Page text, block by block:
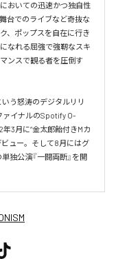
おいての迅速かつ独自性
台でのライブなど奇抜な
、ポップスを自在に行き
なれる屈強で強靭なスキ
ンスで観る者を圧倒す
う怒涛のデジタルリリ
ァイナルのSpotify O-
3月に“金太郎飴付きMカ
ュー。そして8月にはグ
独公演『一闘両断』を開